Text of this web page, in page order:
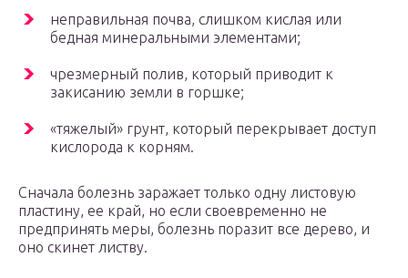
неправильная почва, слишком кислая или
бедная минеральными элементами;
чрезмерный полив, который приводит к
закисанию земли в горшке;
«тяжелый» грунт, который перекрывает доступ
кислорода к корням.
Сначала болезнь заражает только одну листовую
пластину, ее край, но если своевременно не
предпринять меры, болезнь поразит все дерево, и
оно скинет листву.